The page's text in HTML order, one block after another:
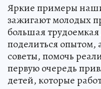
Яркие примеры
зажигают молодых
большая трудоемкая
поделиться опытом,
советы, помочь
первую очередь
детей, которые